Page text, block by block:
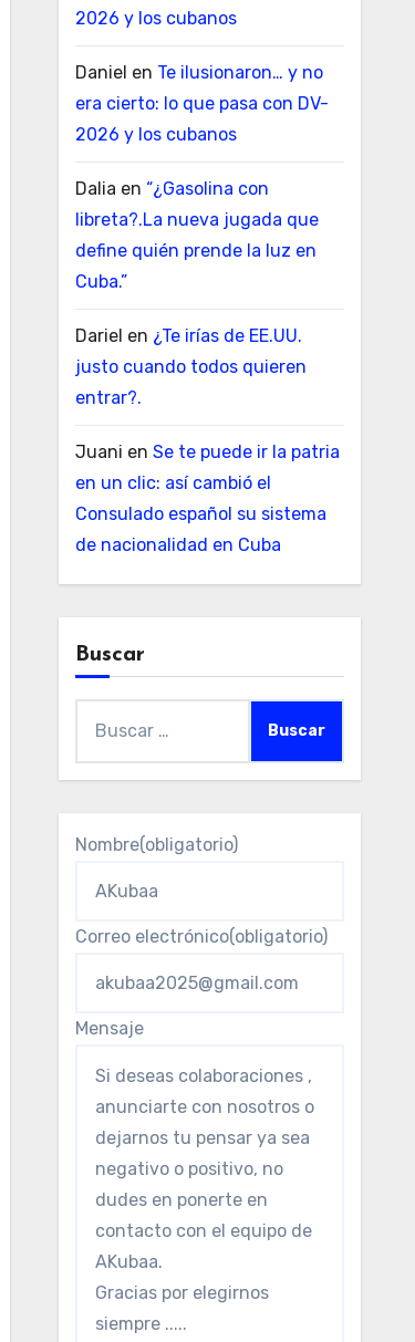
2026 y los cubanos
Daniel en Te ilusionaron… y no
era cierto: lo que pasa con DV-
2026 y los cubanos
Dalia en “¿Gasolina con
libreta?.La nueva jugada que
define quién prende la luz en
Cuba.”
Dariel en ¿Te irías de EE.UU.
justo cuando todos quieren
entrar?.
Juani en Se te puede ir la patria
en un clic: así cambió el
Consulado español su sistema
de nacionalidad en Cuba
Buscar
Nombre(obligatorio)
Correo electrónico(obligatorio)
Mensaje